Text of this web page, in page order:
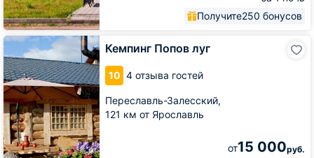
Получите250 бонусов
Кемпинг Попов луг
10 4 отзыва гостей
Переславль-Залесский,
121 км от Ярославль
от15 000руб.
Кемпинг
Попов
луг